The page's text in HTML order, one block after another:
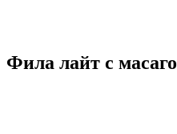
Фила лайт с масаго